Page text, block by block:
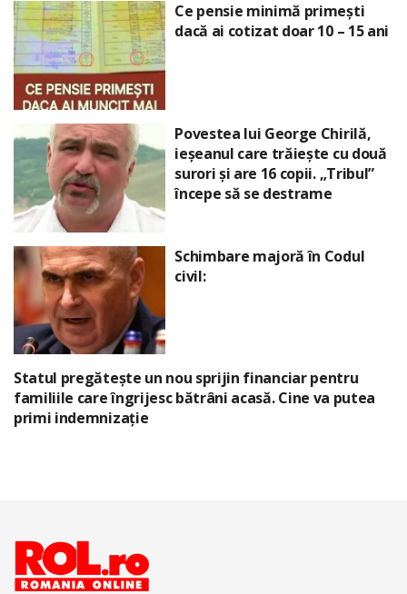
Ce pensie minimă primești
dacă ai cotizat doar 10 – 15 ani
Povestea lui George Chirilă,
ieșeanul care trăiește cu două
surori și are 16 copii. „Tribul”
începe să se destrame
Schimbare majoră în Codul
civil:
Statul pregătește un nou sprijin financiar pentru
familiile care îngrijesc bătrâni acasă. Cine va putea
primi indemnizație